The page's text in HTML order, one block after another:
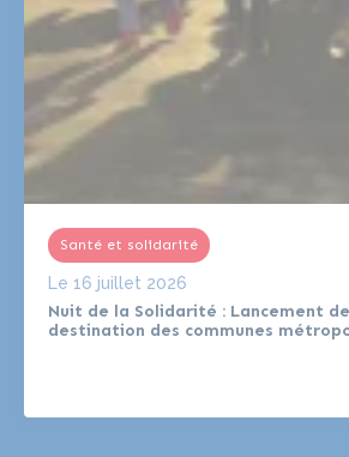
Nuit de la Solidarité : Lancement
destination des communes
Le 16 juillet 2026
Santé et solidarité